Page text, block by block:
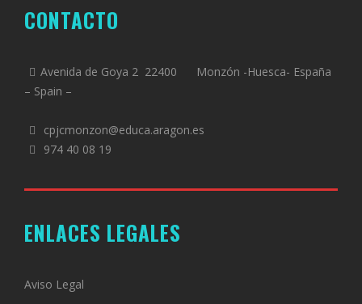
CONTACTO
Avenida de Goya 2 22400 Monzón -Huesca- España
– Spain –
cpjcmonzon@educa.aragon.es
974 40 08 19
ENLACES LEGALES
Aviso Legal